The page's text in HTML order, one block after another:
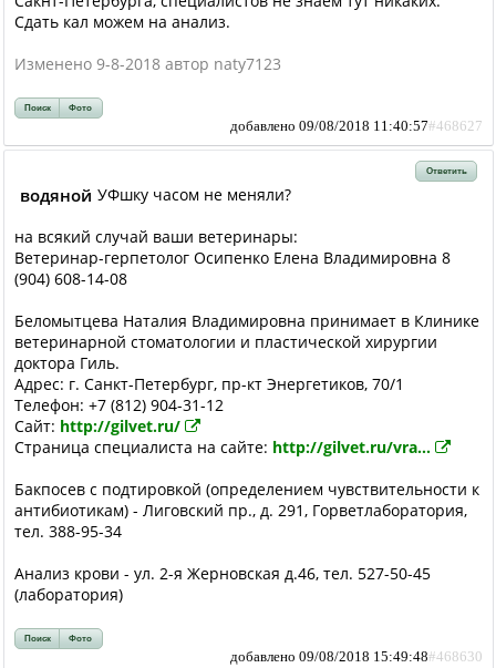
Сдать кал можем на анализ.
Изменено 9-8-2018 автор naty7123
Поиск Фото
добавлено 09/08/2018 11:40:57#468627
Ответить
водяной УФшку часом не меняли?
на всякий случай ваши ветеринары:
Ветеринар-герпетолог Осипенко Елена Владимировна 8
(904) 608-14-08
Беломытцева Наталия Владимировна принимает в Клинике
ветеринарной стоматологии и пластической хирургии
доктора Гиль.
Адрес: г. Санкт-Петербург, пр-кт Энергетиков, 70/1
Телефон: +7 (812) 904-31-12
Сайт: http://gilvet.ru/
Страница специалиста на сайте: http://gilvet.ru/vra...
Бакпосев с подтировкой (определением чувствительности к
антибиотикам) - Лиговский пр., д. 291, Горветлаборатория,
тел. 388-95-34
Анализ крови - ул. 2-я Жерновская д.46, тел. 527-50-45
(лаборатория)
Поиск Фото
добавлено 09/08/2018 15:49:48#468630